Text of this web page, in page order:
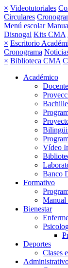
× Videotutoriales
Circulares
Menú escolar
Disnogal Kits CMA
× Escritorio
Cronograma
× Biblioteca CMA
Académico
Vídeo
Banco
Formativo
Manual
Bienestar
Deportes
Clases